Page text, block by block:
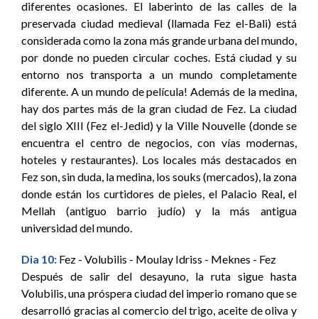
diferentes ocasiones. El laberinto de las calles de la
preservada ciudad medieval (llamada Fez el-Bali) está
considerada como la zona más grande urbana del mundo,
por donde no pueden circular coches. Está ciudad y su
entorno nos transporta a un mundo completamente
diferente. A un mundo de película! Además de la medina,
hay dos partes más de la gran ciudad de Fez. La ciudad
del siglo XIII (Fez el-Jedid) y la Ville Nouvelle (donde se
encuentra el centro de negocios, con vías modernas,
hoteles y restaurantes). Los locales más destacados en
Fez son, sin duda, la medina, los souks (mercados), la zona
donde están los curtidores de pieles, el Palacio Real, el
Mellah (antiguo barrio judío) y la más antigua
universidad del mundo.
Dia 10: Fez - Volubilis - Moulay Idriss - Meknes - Fez
Después de salir del desayuno, la ruta sigue hasta
Volubilis, una próspera ciudad del imperio romano que se
desarrolló gracias al comercio del trigo, aceite de oliva y